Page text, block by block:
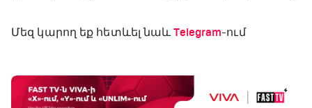
Մեզ կարող եք հետևել նաև Telegram-ում